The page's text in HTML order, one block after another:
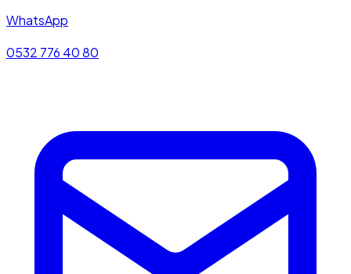
WhatsApp
0532 776 40 80